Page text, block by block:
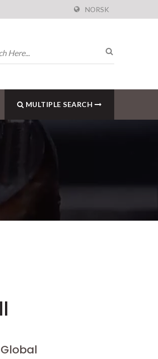
NORSK
MULTIPLE SEARCH